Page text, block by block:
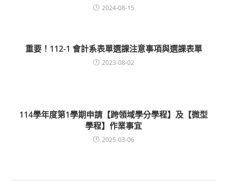
2024-08-15
重要！112-1 會計系表單選課注意事項與選課表單
2023-08-02
114學年度第1學期申請【跨領域學分學程】及【微型
學程】作業事宜
2025-03-06